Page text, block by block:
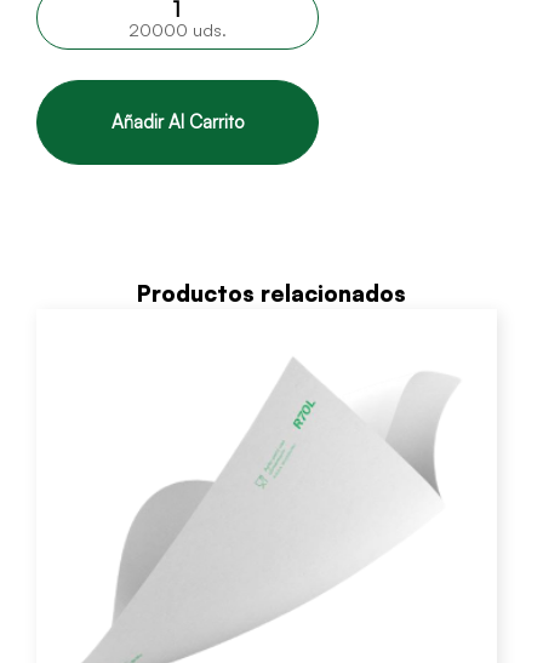
20000 uds.
Añadir Al Carrito
Productos relacionados